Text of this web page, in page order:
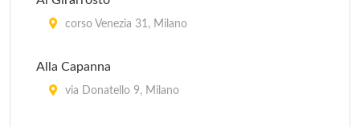
corso Venezia 31, Milano
Alla Capanna
via Donatello 9, Milano